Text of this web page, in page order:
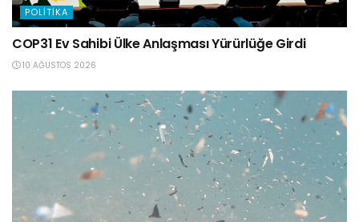
POLITIKA
COP31 Ev Sahibi Ülke Anlaşması Yürürlüğe Girdi
10 AĞUSTOS 2026